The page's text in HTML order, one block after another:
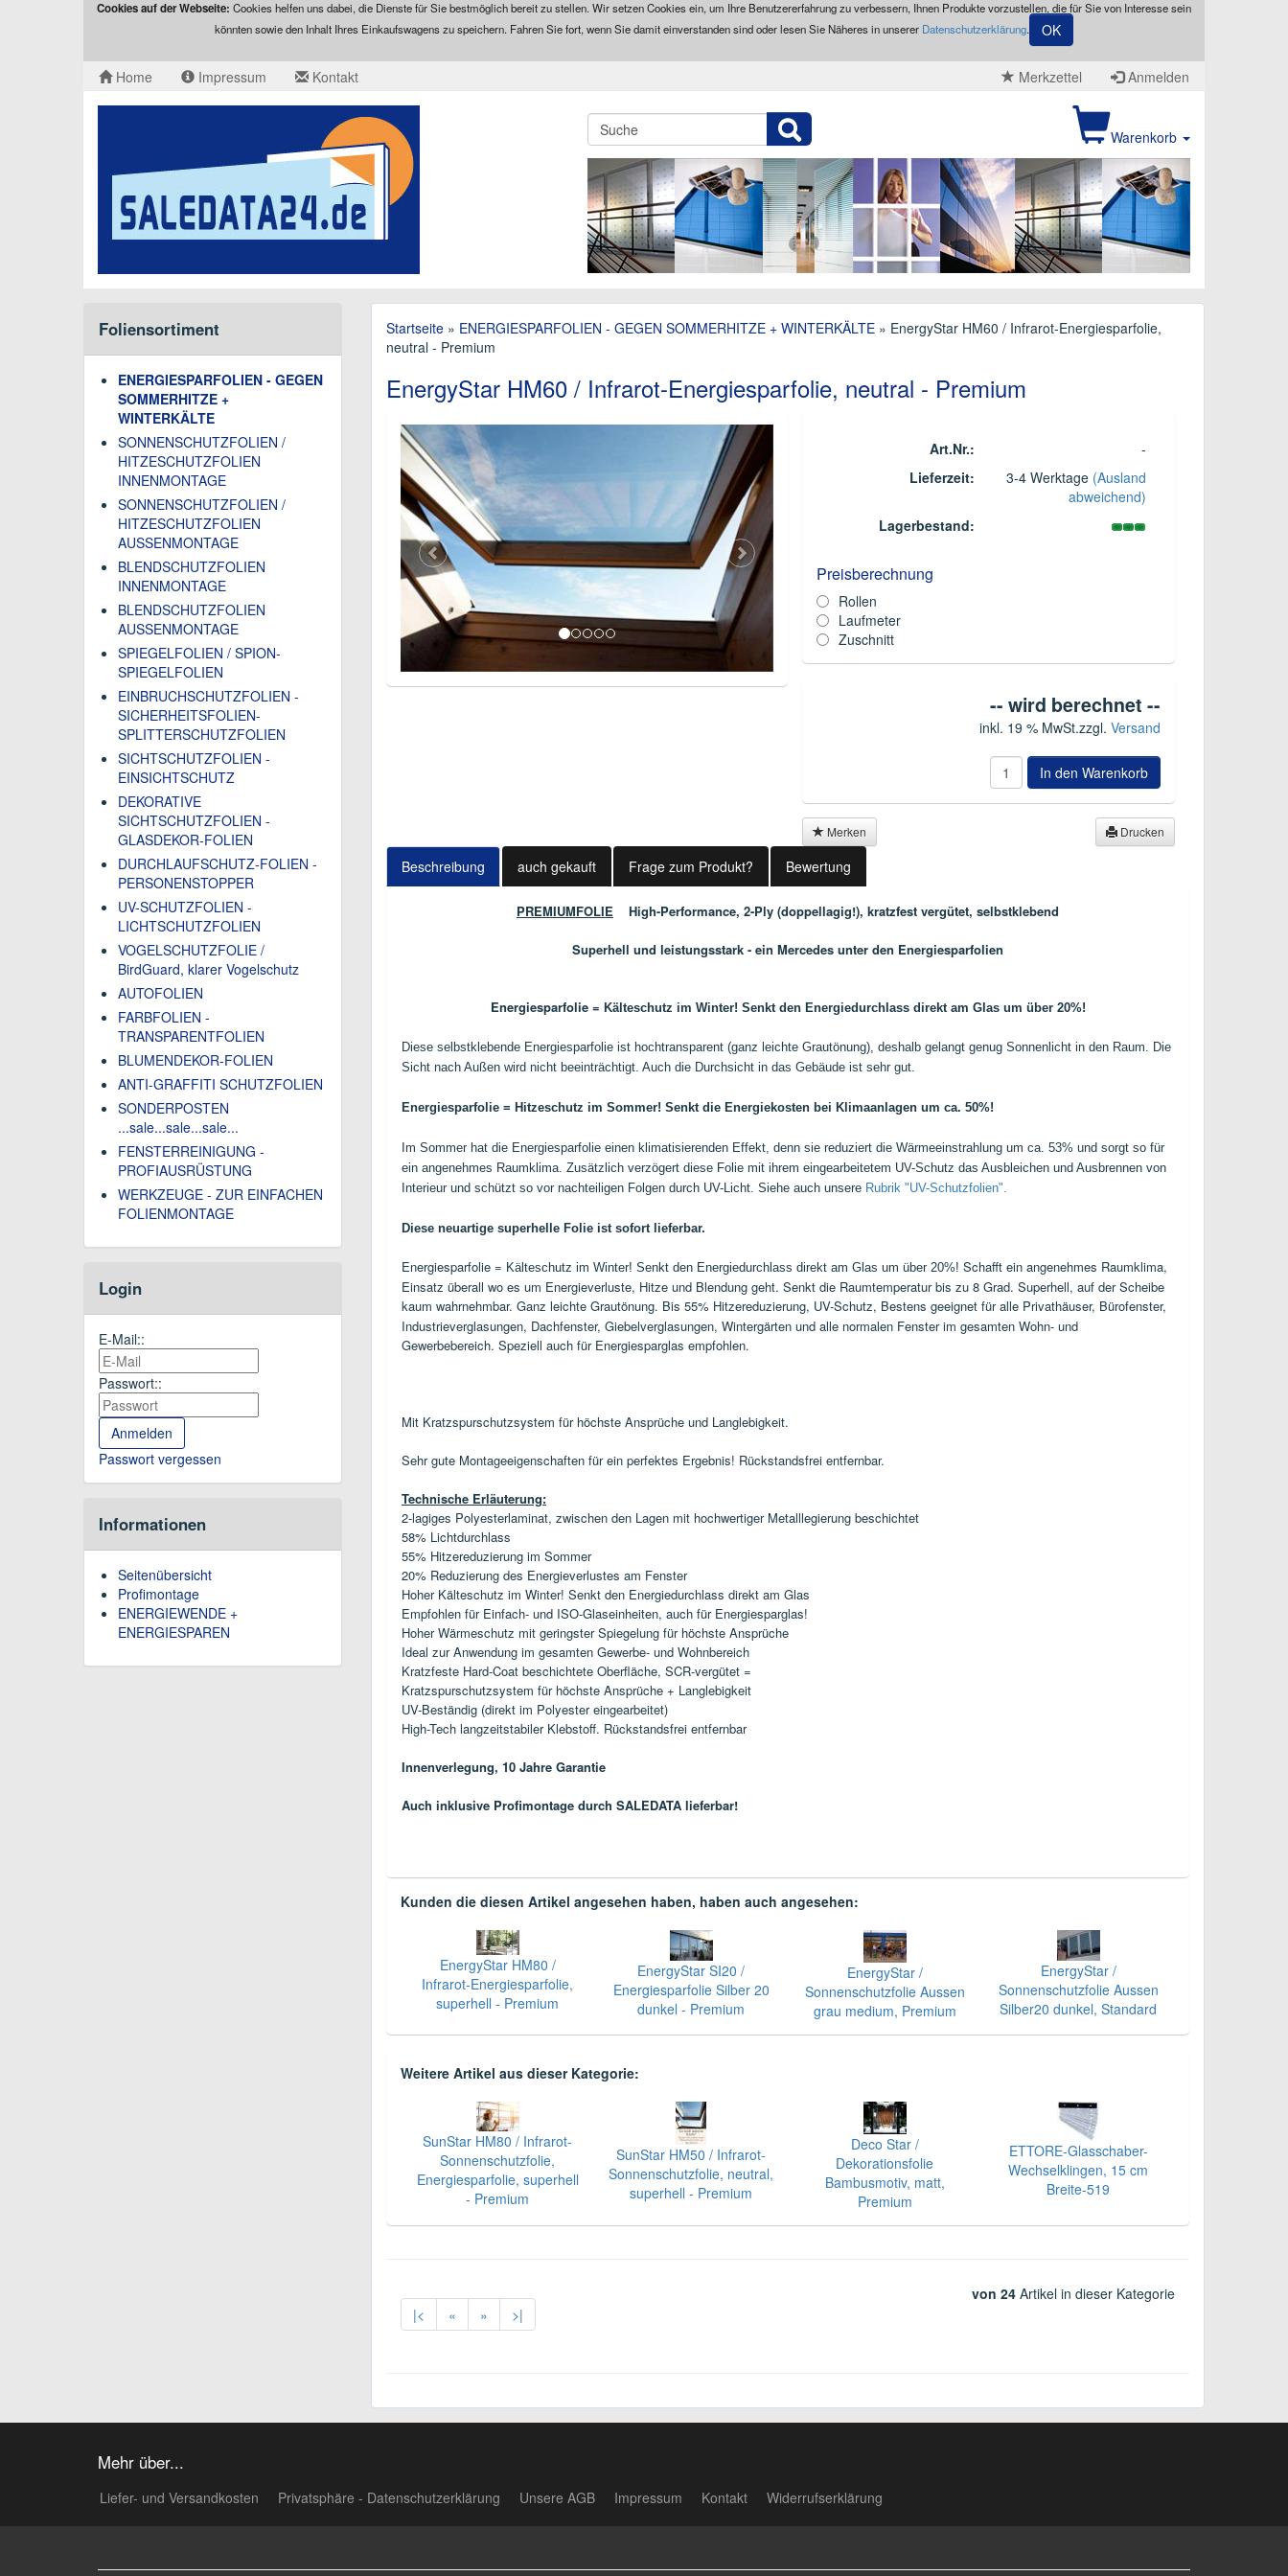
Cookies auf der Webseite: Cookies helfen uns dabei, die Dienste für Sie bestmöglich bereit zu stellen. Wir setzen Cookies ein, um Ihre Benutzererfahrung zu verbessern, Ihnen Produkte vorzustellen, die für Sie von Interesse sein
könnten sowie den Inhalt Ihres Einkaufswagens zu speichern. Fahren Sie fort, wenn Sie damit einverstanden sind oder lesen Sie Näheres in unserer Datenschutzerklärung. OK
Home Impressum Kontakt Merkzettel Anmelden
Warenkorb
Startseite » ENERGIESPARFOLIEN - GEGEN SOMMERHITZE + WINTERKÄLTE » EnergyStar HM60 / Infrarot-Energiesparfolie,
neutral - Premium
EnergyStar HM60 / Infrarot-Energiesparfolie, neutral - Premium
Art.Nr.:
-
Lieferzeit:
3-4 Werktage (Ausland
abweichend)
Lagerbestand:
Preisberechnung
Rollen
Laufmeter
Zuschnitt
-- wird berechnet --
inkl. 19 % MwSt.zzgl. Versand
In den Warenkorb
Merken Drucken
Beschreibung auch gekauft Frage zum Produkt? Bewertung
PREMIUMFOLIE High-Performance, 2-Ply (doppellagig!), kratzfest vergütet, selbstklebend
Superhell und leistungsstark - ein Mercedes unter den Energiesparfolien
Energiesparfolie = Kälteschutz im Winter! Senkt den Energiedurchlass direkt am Glas um über 20%!
Diese selbstklebende Energiesparfolie ist hochtransparent (ganz leichte Grautönung), deshalb gelangt genug Sonnenlicht in den Raum. Die
Sicht nach Außen wird nicht beeinträchtigt. Auch die Durchsicht in das Gebäude ist sehr gut.
Energiesparfolie = Hitzeschutz im Sommer! Senkt die Energiekosten bei Klimaanlagen um ca. 50%!
Im Sommer hat die Energiesparfolie einen klimatisierenden Effekt, denn sie reduziert die Wärmeeinstrahlung um ca. 53% und sorgt so für
ein angenehmes Raumklima. Zusätzlich verzögert diese Folie mit ihrem eingearbeitetem UV-Schutz das Ausbleichen und Ausbrennen von
Interieur und schützt so vor nachteiligen Folgen durch UV-Licht. Siehe auch unsere Rubrik "UV-Schutzfolien".
Diese neuartige superhelle Folie ist sofort lieferbar.
Energiesparfolie = Kälteschutz im Winter! Senkt den Energiedurchlass direkt am Glas um über 20%! Schafft ein angenehmes Raumklima,
Einsatz überall wo es um Energieverluste, Hitze und Blendung geht. Senkt die Raumtemperatur bis zu 8 Grad. Superhell, auf der Scheibe
kaum wahrnehmbar. Ganz leichte Grautönung. Bis 55% Hitzereduzierung, UV-Schutz, Bestens geeignet für alle Privathäuser, Bürofenster,
Industrieverglasungen, Dachfenster, Giebelverglasungen, Wintergärten und alle normalen Fenster im gesamten Wohn- und
Gewerbebereich. Speziell auch für Energiesparglas empfohlen.
Mit Kratzspurschutzsystem für höchste Ansprüche und Langlebigkeit.
Sehr gute Montageeigenschaften für ein perfektes Ergebnis! Rückstandsfrei entfernbar.
Technische Erläuterung:
2-lagiges Polyesterlaminat, zwischen den Lagen mit hochwertiger Metalllegierung beschichtet
58% Lichtdurchlass
55% Hitzereduzierung im Sommer
20% Reduzierung des Energieverlustes am Fenster
Hoher Kälteschutz im Winter! Senkt den Energiedurchlass direkt am Glas
Empfohlen für Einfach- und ISO-Glaseinheiten, auch für Energiesparglas!
Hoher Wärmeschutz mit geringster Spiegelung für höchste Ansprüche
Ideal zur Anwendung im gesamten Gewerbe- und Wohnbereich
Kratzfeste Hard-Coat beschichtete Oberfläche, SCR-vergütet =
Kratzspurschutzsystem für höchste Ansprüche + Langlebigkeit
UV-Beständig (direkt im Polyester eingearbeitet)
High-Tech langzeitstabiler Klebstoff. Rückstandsfrei entfernbar
Innenverlegung, 10 Jahre Garantie
Auch inklusive Profimontage durch SALEDATA lieferbar!
Kunden die diesen Artikel angesehen haben, haben auch angesehen:
EnergyStar HM80 /
Infrarot-Energiesparfolie,
superhell - Premium
EnergyStar SI20 /
Energiesparfolie Silber 20
dunkel - Premium
EnergyStar /
Sonnenschutzfolie Aussen
grau medium, Premium
EnergyStar /
Sonnenschutzfolie Aussen
Silber20 dunkel, Standard
Weitere Artikel aus dieser Kategorie:
SunStar HM80 / Infrarot-
Sonnenschutzfolie,
Energiesparfolie, superhell
- Premium
SunStar HM50 / Infrarot-
Sonnenschutzfolie, neutral,
superhell - Premium
Deco Star /
Dekorationsfolie
Bambusmotiv, matt,
Premium
ETTORE-Glasschaber-
Wechselklingen, 15 cm
Breite-519
|< « » >|
von 24 Artikel in dieser Kategorie
Foliensortiment
ENERGIESPARFOLIEN - GEGEN
SOMMERHITZE +
WINTERKÄLTE
SONNENSCHUTZFOLIEN /
HITZESCHUTZFOLIEN
INNENMONTAGE
SONNENSCHUTZFOLIEN /
HITZESCHUTZFOLIEN
AUSSENMONTAGE
BLENDSCHUTZFOLIEN
INNENMONTAGE
BLENDSCHUTZFOLIEN
AUSSENMONTAGE
SPIEGELFOLIEN / SPION-
SPIEGELFOLIEN
EINBRUCHSCHUTZFOLIEN -
SICHERHEITSFOLIEN-
SPLITTERSCHUTZFOLIEN
SICHTSCHUTZFOLIEN -
EINSICHTSCHUTZ
DEKORATIVE
SICHTSCHUTZFOLIEN -
GLASDEKOR-FOLIEN
DURCHLAUFSCHUTZ-FOLIEN -
PERSONENSTOPPER
UV-SCHUTZFOLIEN -
LICHTSCHUTZFOLIEN
VOGELSCHUTZFOLIE /
BirdGuard, klarer Vogelschutz
AUTOFOLIEN
FARBFOLIEN -
TRANSPARENTFOLIEN
BLUMENDEKOR-FOLIEN
ANTI-GRAFFITI SCHUTZFOLIEN
SONDERPOSTEN
...sale...sale...sale...
FENSTERREINIGUNG -
PROFIAUSRÜSTUNG
WERKZEUGE - ZUR EINFACHEN
FOLIENMONTAGE
Login
E-Mail::
Passwort::
Passwort vergessen
Informationen
Seitenübersicht
Profimontage
ENERGIEWENDE +
ENERGIESPAREN
Mehr über...
Liefer- und Versandkosten Privatsphäre - Datenschutzerklärung Unsere AGB Impressum Kontakt Widerrufserklärung